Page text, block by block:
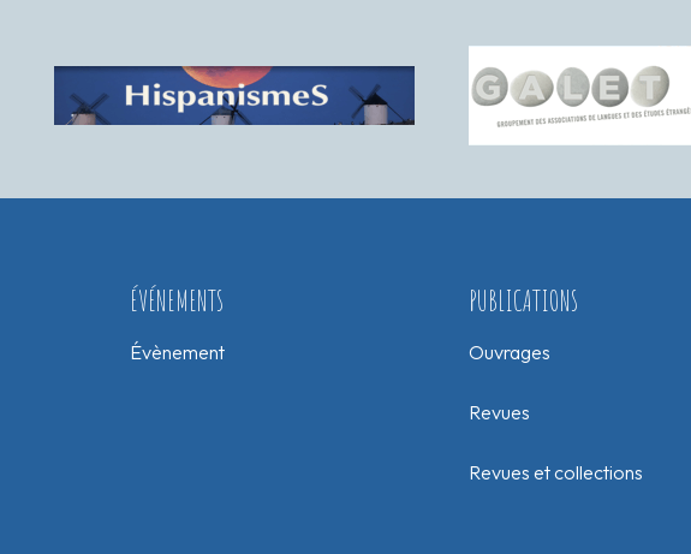
ÉVÉNEMENTS
Évènement
PUBLICATIONS
Ouvrages
Revues
Revues et collections